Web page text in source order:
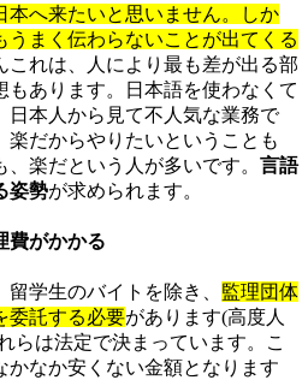
本へ来たいと思いません。しか
うまく伝わらないことが出てくる
これは、人により最も差が出る部
あります。日本語を使わなくて
日本人から見て不人気な業務で
楽だからやりたいということも
楽だという人が多いです。 言語
姿勢が求められます。
費がかかる
学生のバイトを除き、 監理団体
委託する必要があります(高度人
らは法定で決まっています。こ
かなか安くない金額となります